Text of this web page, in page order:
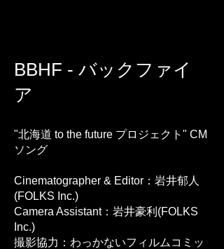
BBHF - バックファイ
ア
"北海道 to the future プロジェクト" CM
ソング
Cinematographer & Editor：岩井郁人
(FOLKS Inc.)
Camera Assistant：岩井豪利(FOLKS
Inc.)
撮影協力：わっかないフィルムコミッ